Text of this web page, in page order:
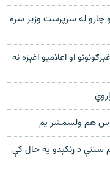
چارو له سرپرست وزير سره
او اعلامیو اغېزه نه
هم ولسمشر يم
ستنې د ړنګېدو په حال کې